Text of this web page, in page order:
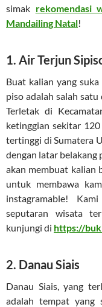
simak rekomendasi
Mandailing Natal!
1. Air Terjun
Buat kalian yang
piso adalah salah
Terletak di
ketinggian sekitar
tertinggi di Sumatera
dengan latar belakang
akan membuat kalian
untuk membawa
instagramable!
seputaran wisata
kunjungi di https://
2. Danau Siais
Danau Siais, yang
adalah tempat yang